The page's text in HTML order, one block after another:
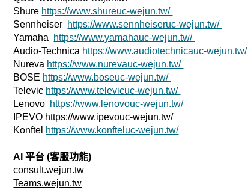
Shure https://www.shureuc-wejun.tw/
Sennheiser https://www.sennheiseruc-wejun.tw/
Yamaha https://www.yamahauc-wejun.tw/
Audio-Technica https://www.audiotechnicauc-wejun.tw/
Nureva https://www.nurevauc-wejun.tw/
BOSE https://www.boseuc-wejun.tw/
Televic https://www.televicuc-wejun.tw/
Lenovo https://www.lenovouc-wejun.tw/
IPEVO https://www.ipevouc-wejun.tw/
Konftel https://www.konfteluc-wejun.tw/
AI 平台 (客服功能)
consult.wejun.tw
Teams.wejun.tw